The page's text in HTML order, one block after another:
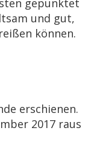
gepunktet
und gut,
können.
erschienen.
2017 raus